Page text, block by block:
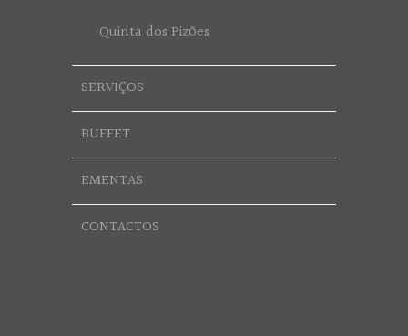
Quinta dos Pizões
SERVIÇOS
BUFFET
EMENTAS
CONTACTOS